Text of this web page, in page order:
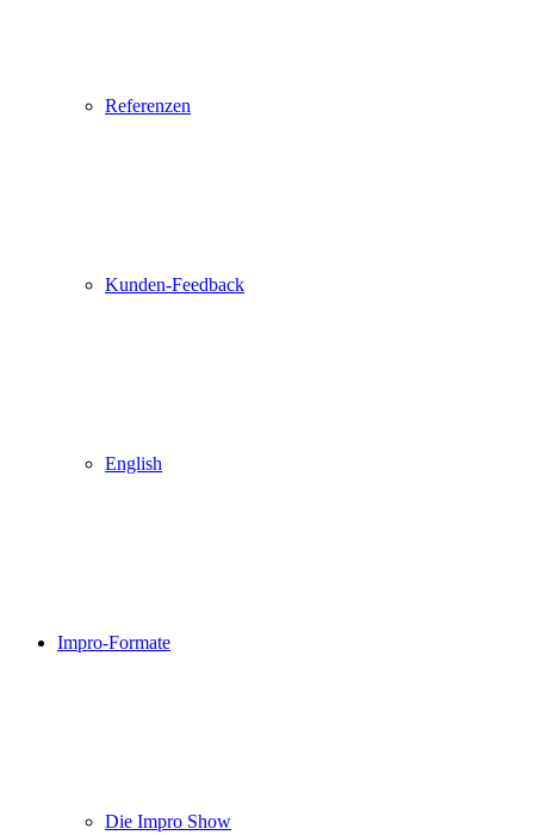
Referenzen
Kunden-Feedback
English
Impro-Formate
Die Impro Show